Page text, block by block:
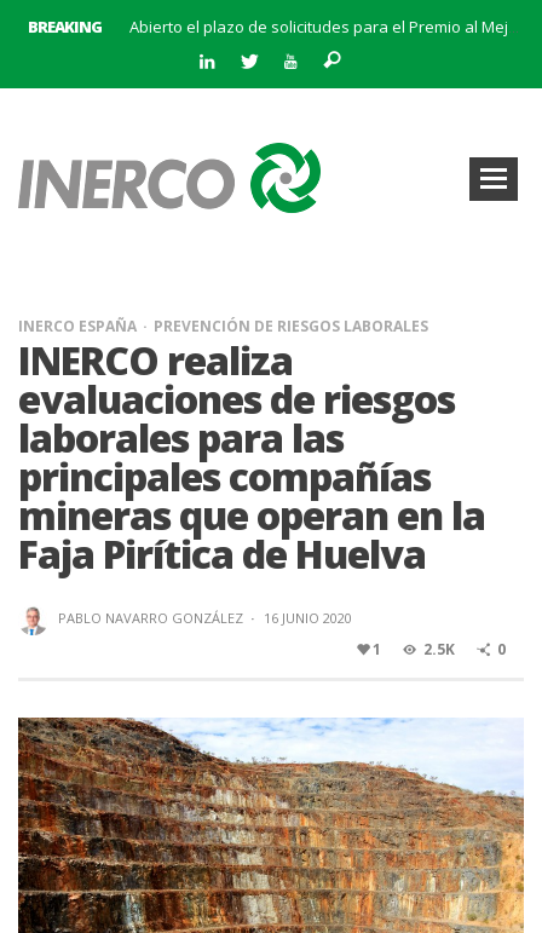
BREAKING
Abierto el plazo de solicitudes para el Premio al Mejor Trabajo de la Cátedra INERCO 2024
INERCO se adhiere a la Alianza #CEOPorLaDiversidad
INERCO ESPAÑA PREVENCIÓN DE RIESGOS LABORALES
INERCO realiza
evaluaciones de riesgos
laborales para las
principales compañías
mineras que operan en la
Faja Pirítica de Huelva
PABLO NAVARRO GONZÁLEZ · 16 JUNIO 2020
1 2.5K 0